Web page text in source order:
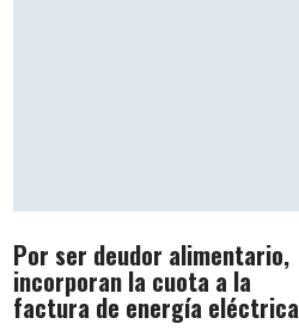
Por ser deudor alimentario,
incorporan la cuota a la
factura de energía eléctrica